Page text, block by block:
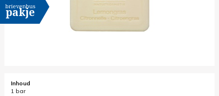
brievenbus
pakje
Inhoud
1 bar